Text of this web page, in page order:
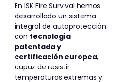
En ISK Fire Survival hemos
desarrollado un sistema
integral de autoprotección
con tecnología
patentada y
certificación europea,
capaz de resistir
temperaturas extremas y